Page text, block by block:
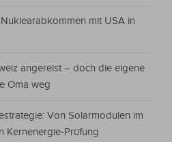
mit USA in
angereist – doch die eigene
Oma weg
Von Solarmodulen im
Kernenergie-Prüfung